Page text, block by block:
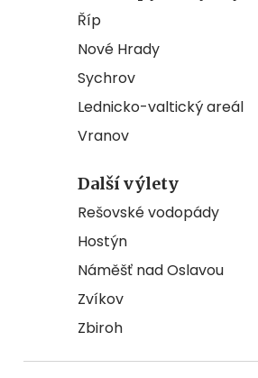
Říp
Nové Hrady
Sychrov
Lednicko-valtický areál
Vranov
Další výlety
Rešovské vodopády
Hostýn
Náměšť nad Oslavou
Zvíkov
Zbiroh